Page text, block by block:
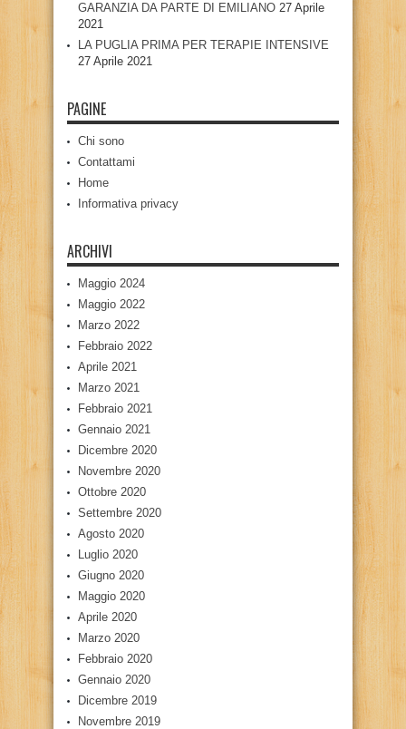
GARANZIA DA PARTE DI EMILIANO 27 Aprile
2021
LA PUGLIA PRIMA PER TERAPIE INTENSIVE
27 Aprile 2021
PAGINE
Chi sono
Contattami
Home
Informativa privacy
ARCHIVI
Maggio 2024
Maggio 2022
Marzo 2022
Febbraio 2022
Aprile 2021
Marzo 2021
Febbraio 2021
Gennaio 2021
Dicembre 2020
Novembre 2020
Ottobre 2020
Settembre 2020
Agosto 2020
Luglio 2020
Giugno 2020
Maggio 2020
Aprile 2020
Marzo 2020
Febbraio 2020
Gennaio 2020
Dicembre 2019
Novembre 2019